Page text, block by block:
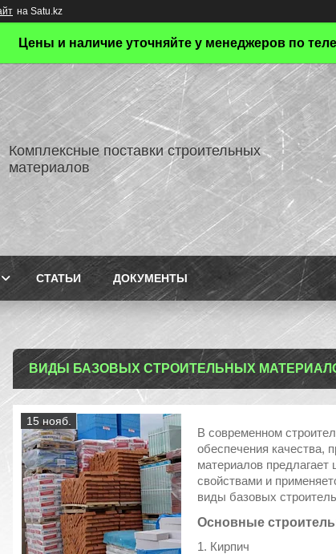
на Satu.kz
Цены и наличие уточняйте у менеджеров по
Комплексные поставки строительных
материалов
СТАТЬИ ДОКУМЕНТЫ
ВИДЫ БАЗОВЫХ СТРОИТЕЛЬНЫХ
15 нояб.
В современном
обеспечения качества,
материалов
свойствами и
виды базовых
Основные
1. Кирпич